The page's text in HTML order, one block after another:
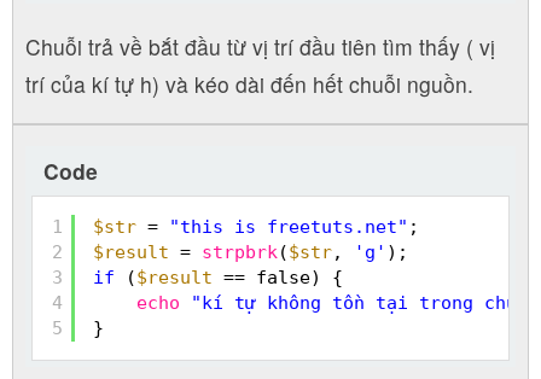
Chuỗi trả về bắt đầu từ vị trí đầu tiên tìm thấy ( vị
trí của kí tự h) và kéo dài đến hết chuỗi nguồn.
Code
1
2
3
4
5
$str = "this is freetuts.net" ;
$result = strpbrk($str, 'g' );
if
($result == false) {
echo
"kí tự không tồn tại trong
}